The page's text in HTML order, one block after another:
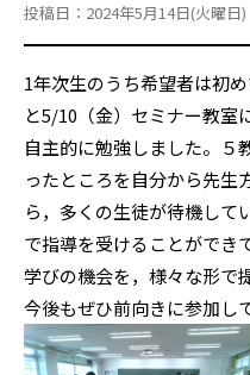
投稿日：2024年5月14日(火曜日)
1年次生のうち希望者は初
と5/10（金）セミナー教室
自主的に勉強しました。５
ったところを自分から先生
ら，多くの生徒が待機して
で指導を受けることができ
学びの機会を，様々な形で
今後もぜひ前向きに参加し